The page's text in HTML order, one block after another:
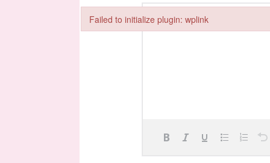
Failed to initialize plugin: wplink
Failed to initialize plugin: wplink